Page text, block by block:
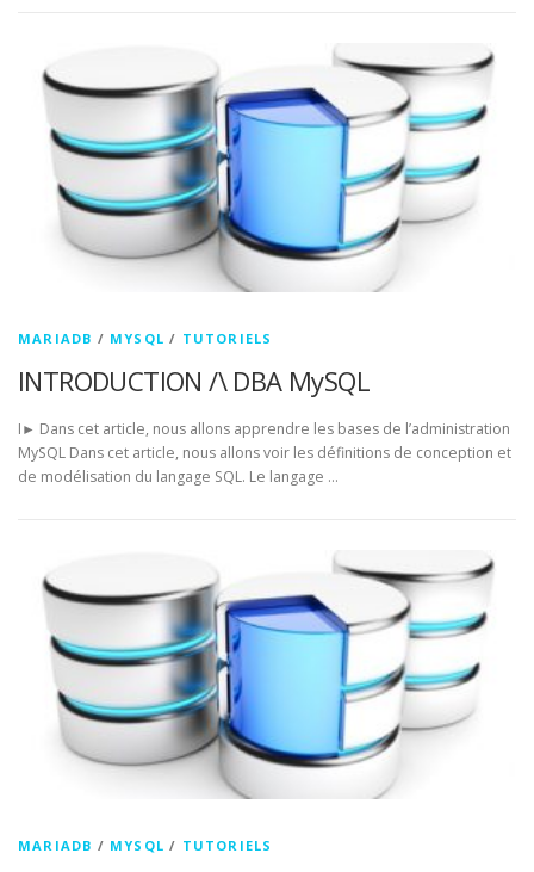
MARIADB / MYSQL / TUTORIELS
INTRODUCTION /\ DBA MySQL
I► Dans cet article, nous allons apprendre les bases de l’administration
MySQL Dans cet article, nous allons voir les définitions de conception et
de modélisation du langage SQL. Le langage …
MARIADB / MYSQL / TUTORIELS